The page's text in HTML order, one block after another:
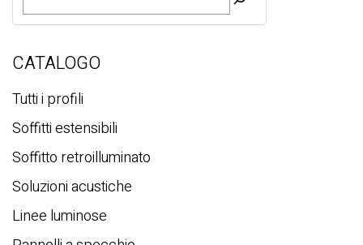
c
r
a
CATALOGO
Tutti i profili
Soffitti estensibili
Soffitto retroilluminato
Soluzioni acustiche
Linee luminose